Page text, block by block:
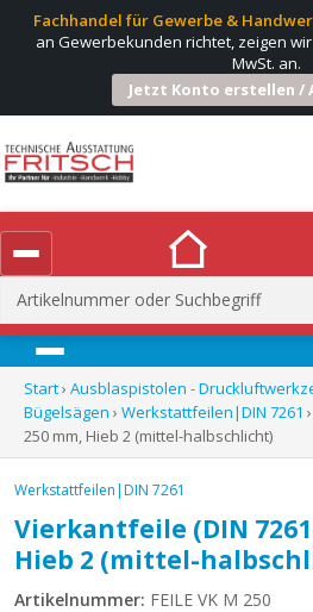
Fachhandel für Gewerbe &
an Gewerbekunden richtet, zeigen
MwSt. an.
Jetzt Konto erstellen /
Suchen
nach:
Menü
Start› Ausblaspistolen -
Bügelsägen › Werkstattfeilen|DIN 7261
250 mm, Hieb 2 (mittel-halbschlicht)
Werkstattfeilen|DIN 7261
Vierkantfeile (DIN
Hieb 2 (mittel-
Artikelnummer: FEILE VK M 250